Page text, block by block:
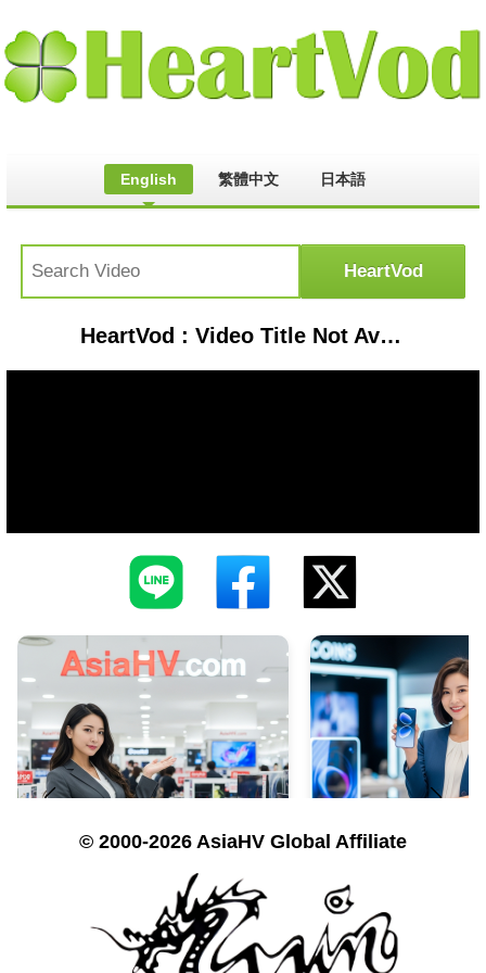
English 繁體中文 日本語
HeartVod : Video Title Not Available
© 2000-2026 AsiaHV Global Affiliate